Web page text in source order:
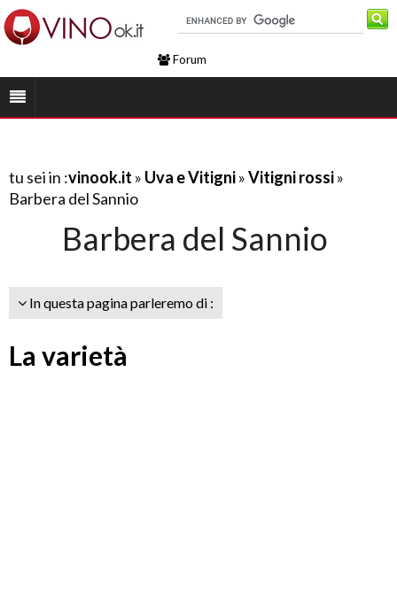
Forum
tu sei in :vinook.it » Uva e Vitigni»Vitigni rossi»
Barbera del Sannio
Barbera del Sannio
In questa pagina parleremo di :
La varietà